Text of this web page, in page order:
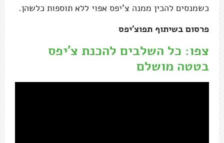
כשמנסים להכין ממנה צ'יפס אפוי ללא תוספות כלשהן.
פרסום בשיתוף תפוצ'יפס
צפו: כל השלבים להכנת צ'יפס
בטטה מושלם